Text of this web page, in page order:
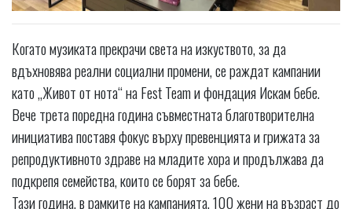
Когато музиката прекрачи света на изкуството, за да
вдъхновява реални социални промени, се раждат кампании
като „Живот от нота“ на Fest Team и фондация Искам бебе.
Вече трета поредна година съвместната благотворителна
инициатива поставя фокус върху превенцията и грижата за
репродуктивното здраве на младите хора и продължава да
подкрепя семейства, които се борят за бебе.
Тази година, в рамките на кампанията, 100 жени на възраст до